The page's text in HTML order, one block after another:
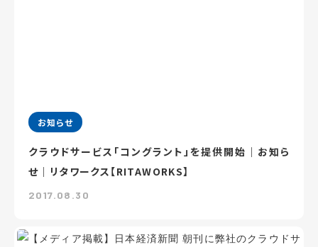
お知らせ
クラウドサービス「コングラント」を提供開始｜お知ら
せ｜リタワークス【RITAWORKS】
2017.08.30